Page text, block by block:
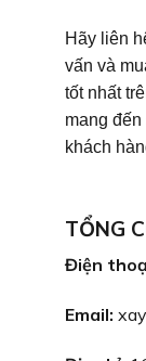
Hãy liên
vấn và
tốt nhất
mang
khách
TỔNG
Điện
Email: